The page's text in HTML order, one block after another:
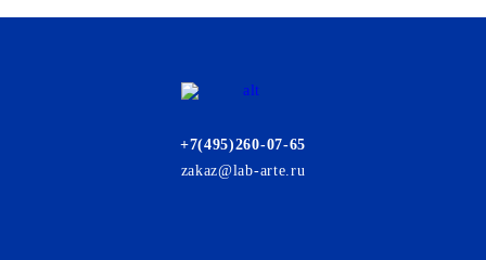
+7(495)260-07-65
zakaz@lab-arte.ru